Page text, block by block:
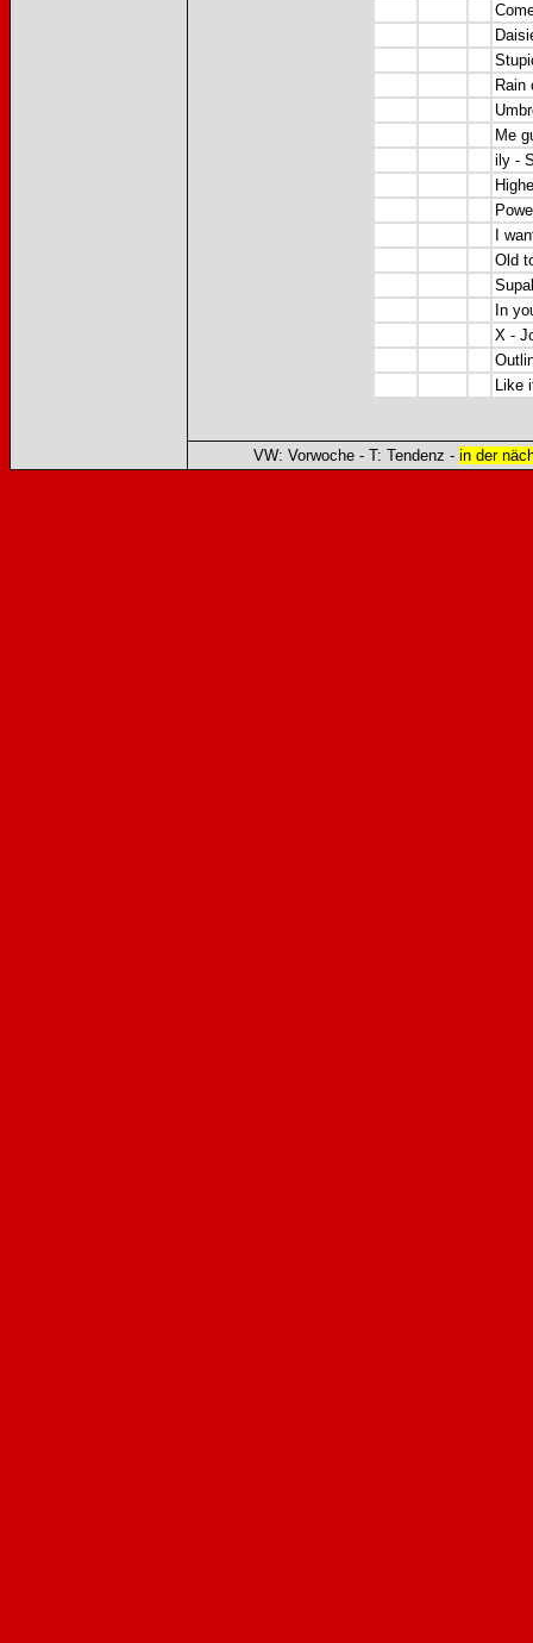
Rain
Me
ily -
I
Old
In
X -
Like
VW: Vorwoche - T: Tendenz - in der